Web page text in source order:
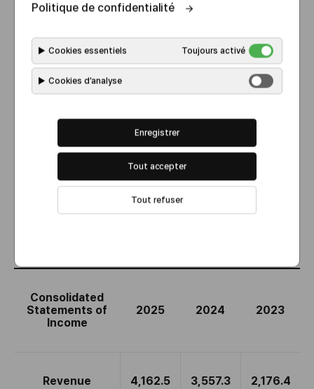
Politique de confidentialité
▶ Cookies essentiels Toujours activé
▶ Cookies d’analyse
Enregistrer
Tout accepter
Tout refuser